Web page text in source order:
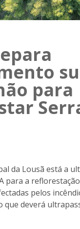
para
da Lousã está a
para a
pelos
que deverá